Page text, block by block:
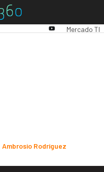
Youtube-
Mercado TI
Ambrosio Rodríguez